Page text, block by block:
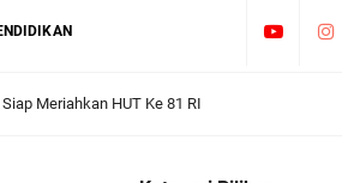
Meriahkan HUT Ke 81 RI